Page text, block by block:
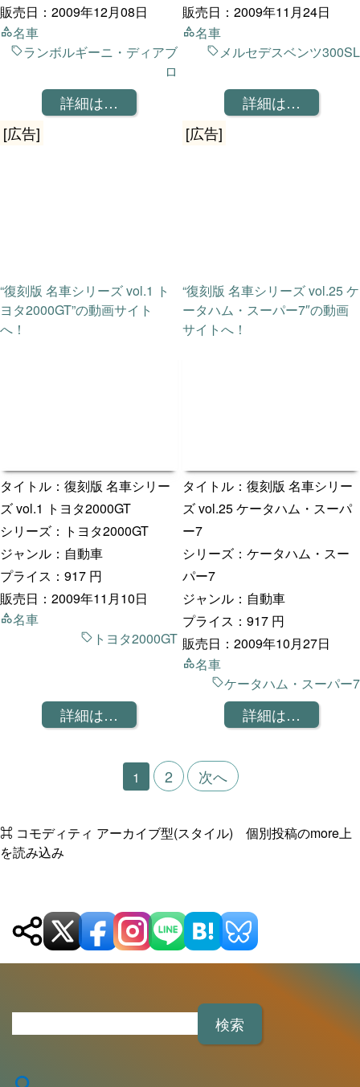
販売日：2009年12月08日
名車
ランボルギーニ・ディアブ
ロ
詳細は…
販売日：2009年11月24日
名車
メルセデスベンツ300SL
詳細は…
[広告]
“復刻版 名車シリーズ vol.1 ト
ヨタ2000GT”の動画サイト
へ！
タイトル：復刻版 名車シリー
ズ vol.1 トヨタ2000GT
シリーズ：トヨタ2000GT
ジャンル：自動車
プライス：917 円
販売日：2009年11月10日
名車
トヨタ2000GT
詳細は…
[広告]
“復刻版 名車シリーズ vol.25 ケ
ータハム・スーパー7″の動画
サイトへ！
タイトル：復刻版 名車シリー
ズ vol.25 ケータハム・スーパ
ー7
シリーズ：ケータハム・スー
パー7
ジャンル：自動車
プライス：917 円
販売日：2009年10月27日
名車
ケータハム・スーパー7
詳細は…
の
ー
ジ
送
1 2 次へ
⌘ コモディティ アーカイブ型(スタイル) 個別投稿のmore上
を読み込み